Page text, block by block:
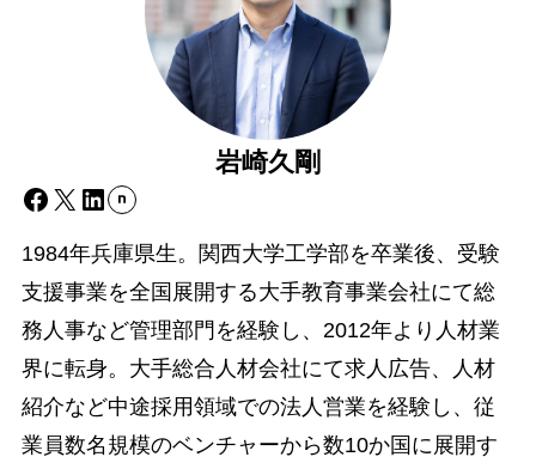
岩崎久剛
Facebook
X LinkedIn
1984年兵庫県生。関西大学工学部を卒業後、受験
支援事業を全国展開する大手教育事業会社にて総
務人事など管理部門を経験し、2012年より人材業
界に転身。大手総合人材会社にて求人広告、人材
紹介など中途採用領域での法人営業を経験し、従
業員数名規模のベンチャーから数10か国に展開す